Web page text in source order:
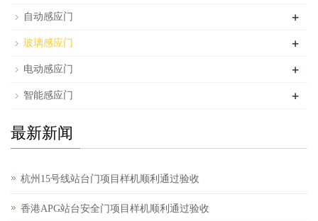
自动感应门 +
玻璃感应门 +
电动感应门 +
智能感应门 +
最新新闻
杭州15号线站台门项目样机顺利通过验收
香港APG站台安全门项目样机顺利通过验收